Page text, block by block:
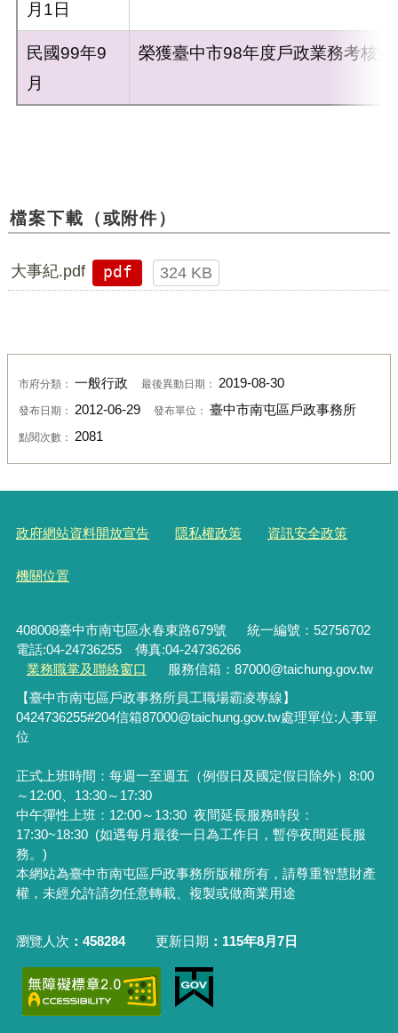
月1日
民國99年9
月
榮獲臺中市98年度戶政業務考核
檔案下載（或附件）
大事紀.pdf pdf 324 KB
市府分類： 一般行政 最後異動日期： 2019-08-30
發布日期： 2012-06-29 發布單位： 臺中市南屯區戶政事務所
點閱次數： 2081
政府網站資料開放宣告 隱私權政策 資訊安全政策
機關位置
408008臺中市南屯區永春東路679號 統一編號：52756702
電話:04-24736255 傳真:04-24736266
業務職掌及聯絡窗口
服務信箱：87000@taichung.gov.tw
【臺中市南屯區戶政事務所員工職場霸凌專線】
0424736255#204信箱87000@taichung.gov.tw處理單位: 人事單
位
正式上班時間：每週一至週五（例假日及國定假日除外）8:00
～12:00、13:30～17:30
中午彈性上班：12:00～13:30 夜間延長服務時段：
17:30~18:30 (如遇每月最後一日為工作日，暫停夜間延長服
務。)
本網站為臺中市南屯區戶政事務所版權所有，請尊重智慧財產
權，未經允許請勿任意轉載、複製或做商業用途
瀏覽人次 458284 更新日期 115年8月7日